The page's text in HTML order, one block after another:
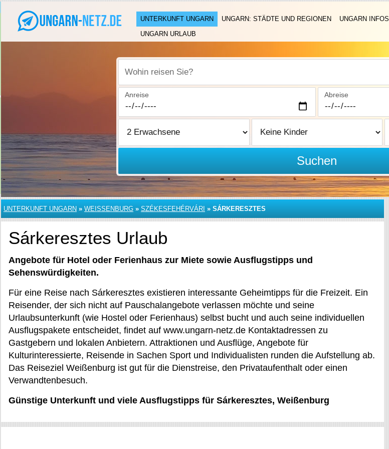
UNTERKUNFT UNGARN UNGARN: STÄDTE UND REGIONEN
UNGARN INFOS
UNGARN URLAUB
Wohin reisen Sie?
Anreise Abreise
Suchen
UNTERKUNFT UNGARN » WEISSENBURG » SZÉKESFEHÉRVÁRI » SÁRKERESZTES
Sárkeresztes Urlaub
Angebote für Hotel oder Ferienhaus zur Miete sowie Ausflugstipps und
Sehenswürdigkeiten.
Für eine Reise nach Sárkeresztes existieren interessante Geheimtipps für die Freizeit. Ein
Reisender, der sich nicht auf Pauschalangebote verlassen möchte und seine
Urlaubsunterkunft (wie Hostel oder Ferienhaus) selbst bucht und auch seine individuellen
Ausflugspakete entscheidet, findet auf www.ungarn-netz.de Kontaktadressen zu
Gastgebern und lokalen Anbietern. Attraktionen und Ausflüge, Angebote für
Kulturinteressierte, Reisende in Sachen Sport und Individualisten runden die Aufstellung ab.
Das Reiseziel Weißenburg ist gut für die Dienstreise, den Privataufenthalt oder einen
Verwandtenbesuch.
Günstige Unterkunft und viele Ausflugstipps für Sárkeresztes, Weißenburg